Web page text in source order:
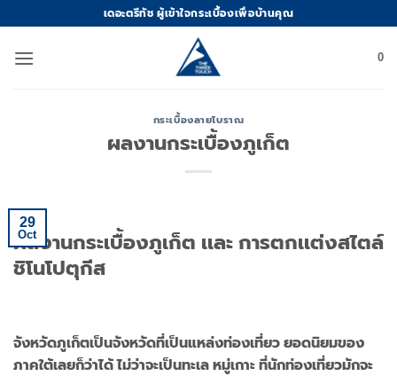
content
เดอะตรีทัช ผู้เข้าใจกระเบื้องเพื่อบ้านคุณ
0
กระเบื้องลายโบราณ
ผลงานกระเบื้องภูเก็ต
29
Oct
ผลงานกระเบื้องภูเก็ต เเละ การตกเเต่งสไตล์
ชิโนโปตุกีส
จังหวัดภูเก็ตเป็นจังหวัดที่เป็นแหล่งท่องเที่ยว ยอดนิยมของ
ภาคใต้เลยก็ว่าได้ ไม่ว่าจะเป็นทะเล หมู่เกาะ ที่นักท่องเที่ยวมักจะ